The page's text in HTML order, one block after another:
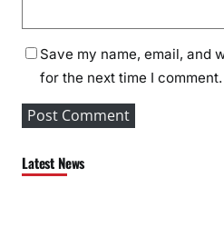
Save my name, email, and
for the next time I comment.
Latest News